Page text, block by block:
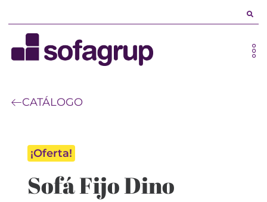
CATÁLOGO
¡Oferta!
Sofá Fijo Dino